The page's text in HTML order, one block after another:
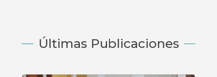
Últimas Publicaciones